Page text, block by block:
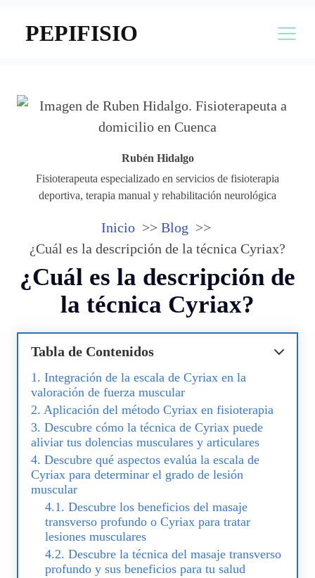
PEPIFISIO
Rubén Hidalgo
Fisioterapeuta especializado en servicios de fisioterapia
deportiva, terapia manual y rehabilitación neurológica
Inicio
Blog
¿Cuál es la descripción de la técnica Cyriax?
¿Cuál es la descripción de
la técnica Cyriax?
Tabla de Contenidos
Integración de la escala de Cyriax en la
valoración de fuerza muscular
Aplicación del método Cyriax en fisioterapia
Descubre cómo la técnica de Cyriax puede
aliviar tus dolencias musculares y articulares
Descubre qué aspectos evalúa la escala de
Cyriax para determinar el grado de lesión
muscular
Descubre los beneficios del masaje
transverso profundo o Cyriax para tratar
lesiones musculares
Descubre la técnica del masaje transverso
profundo y sus beneficios para tu salud